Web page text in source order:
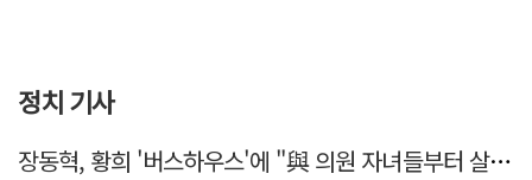
정치 기사
장동혁, 황희 '버스하우스'에 "與 의원 자녀들부터 살아보면 어떨까?"